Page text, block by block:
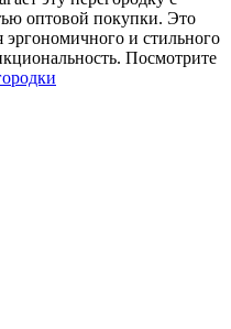
оптовой покупки. Это
и стильного
Посмотрите